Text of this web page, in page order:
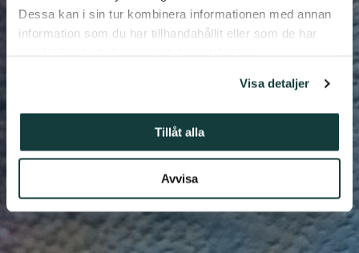
Dessa kan i sin tur kombinera informationen med annan
information som du har tillhandahållit eller som de har
Visa detaljer
Tillåt alla
Avvisa